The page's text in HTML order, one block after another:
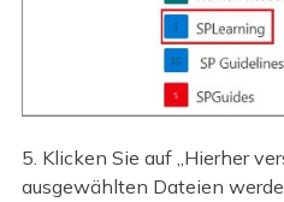
5. Klicken Sie auf „Hierher
ausgewählten Dateien